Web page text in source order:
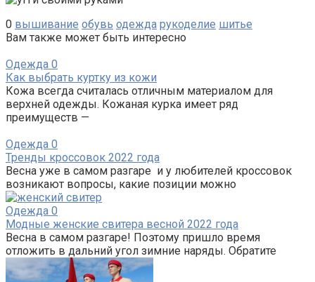
0 вышивание обувь одежда рукоделие шитье
Вам также может быть интересно
Одежда 0
Как выбрать куртку из кожи
Кожа всегда считалась отличным материалом для
верхней одежды. Кожаная курка имеет ряд
преимуществ —
Одежда 0
Тренды кроссовок 2022 года
Весна уже в самом разгаре и у любителей кроссовок
возникают вопросы, какие позиции можно
Одежда 0
Модные женские свитера весной 2022 года
Весна в самом разгаре! Поэтому пришло время
отложить в дальний угол зимние наряды. Обратите